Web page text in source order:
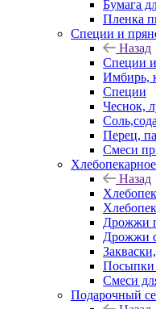
Бумага
Пленка
Специи и
Назад
Специи
Имбирь,
Специи
Чеснок,
Соль,сода
Перец,
Смеси
Назад
Дрожжи
Дрожжи
Посыпки
Смеси
Подарочный